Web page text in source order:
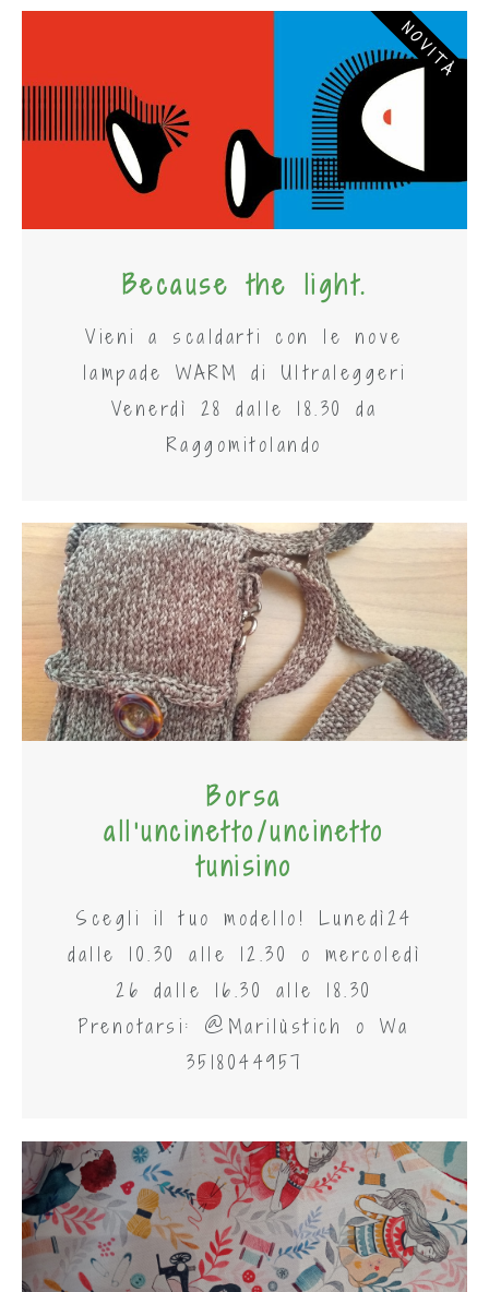
Because the light.
Vieni a scaldarti con le nove
lampade WARM di Ultraleggeri
Venerdì 28 dalle 18.30 da
Raggomitolando
NOVITÀ
Borsa
all'uncinetto/uncinetto
tunisino
Scegli il tuo modello! Lunedì24
dalle 10.30 alle 12.30 o mercoledì
26 dalle 16.30 alle 18.30
Prenotarsi: @Marilùstich o Wa
3518044957